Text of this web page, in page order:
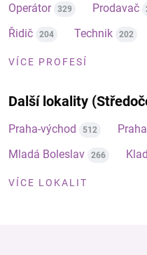
Operátor 329 Prodavač
Řidič 204 Technik 202
VÍCE PROFESÍ
Další lokality
Praha-východ 512
Mladá Boleslav 266
VÍCE LOKALIT